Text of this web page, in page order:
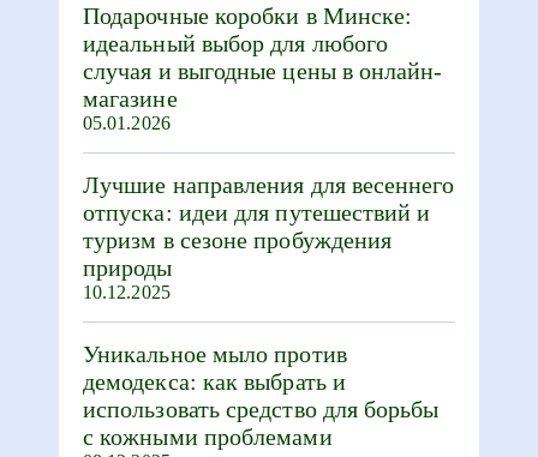
Подарочные коробки в Минске:
идеальный выбор для любого
случая и выгодные цены в онлайн-
магазине
05.01.2026
Лучшие направления для весеннего
отпуска: идеи для путешествий и
туризм в сезоне пробуждения
природы
10.12.2025
Уникальное мыло против
демодекса: как выбрать и
использовать средство для борьбы
с кожными проблемами